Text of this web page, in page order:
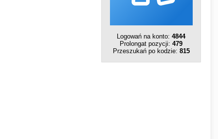
Logowań na konto: 4844
Prolongat pozycji: 479
Przeszukań po kodzie: 815